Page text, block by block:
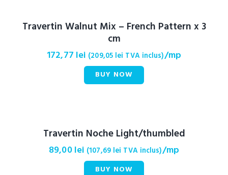
Travertin Walnut Mix – French Pattern x 3
cm
172,77 lei (209,05 lei TVA inclus)/mp
BUY NOW
Travertin Noche Light/thumbled
89,00 lei (107,69 lei TVA inclus)/mp
BUY NOW